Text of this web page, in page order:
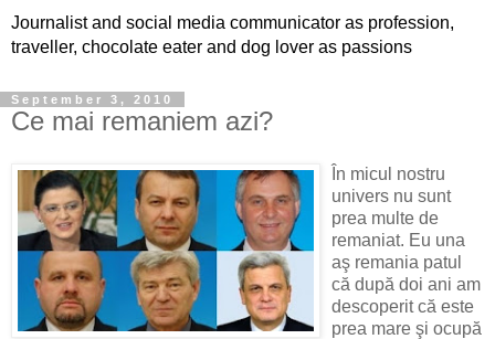
Journalist and social media communicator as profession,
traveller, chocolate eater and dog lover as passions
September 3, 2010
Ce mai remaniem azi?
În micul nostru
univers nu sunt
prea multe de
remaniat. Eu una
aş remania patul
că după doi ani am
descoperit că este
prea mare şi ocupă